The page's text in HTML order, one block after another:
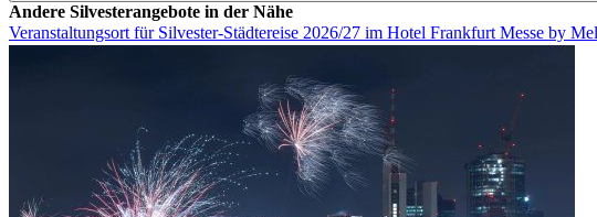
Andere Silvesterangebote in der Nähe
Veranstaltungsort für Silvester-Städtereise 2026/27 im Hotel Frankfurt Messe by